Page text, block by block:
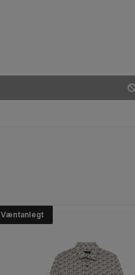
Væntanlegt